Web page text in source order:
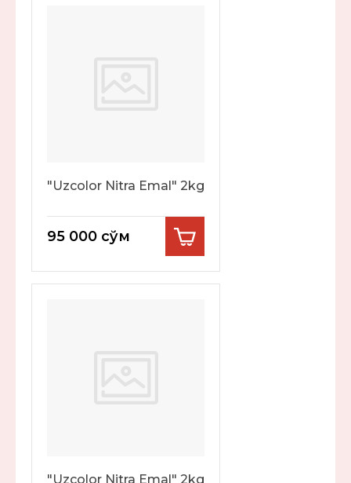
"Uzcolor Nitra Emal" 2kg
95 000 сўм
"Uzcolor Nitra Emal" 2kg